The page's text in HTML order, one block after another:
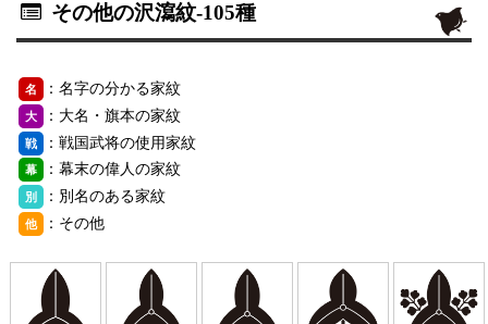
その他の沢瀉紋-105種
名 ：名字の分かる家紋
大 ：大名・旗本の家紋
戦 ：戦国武将の使用家紋
幕 ：幕末の偉人の家紋
別 ：別名のある家紋
他 ：その他